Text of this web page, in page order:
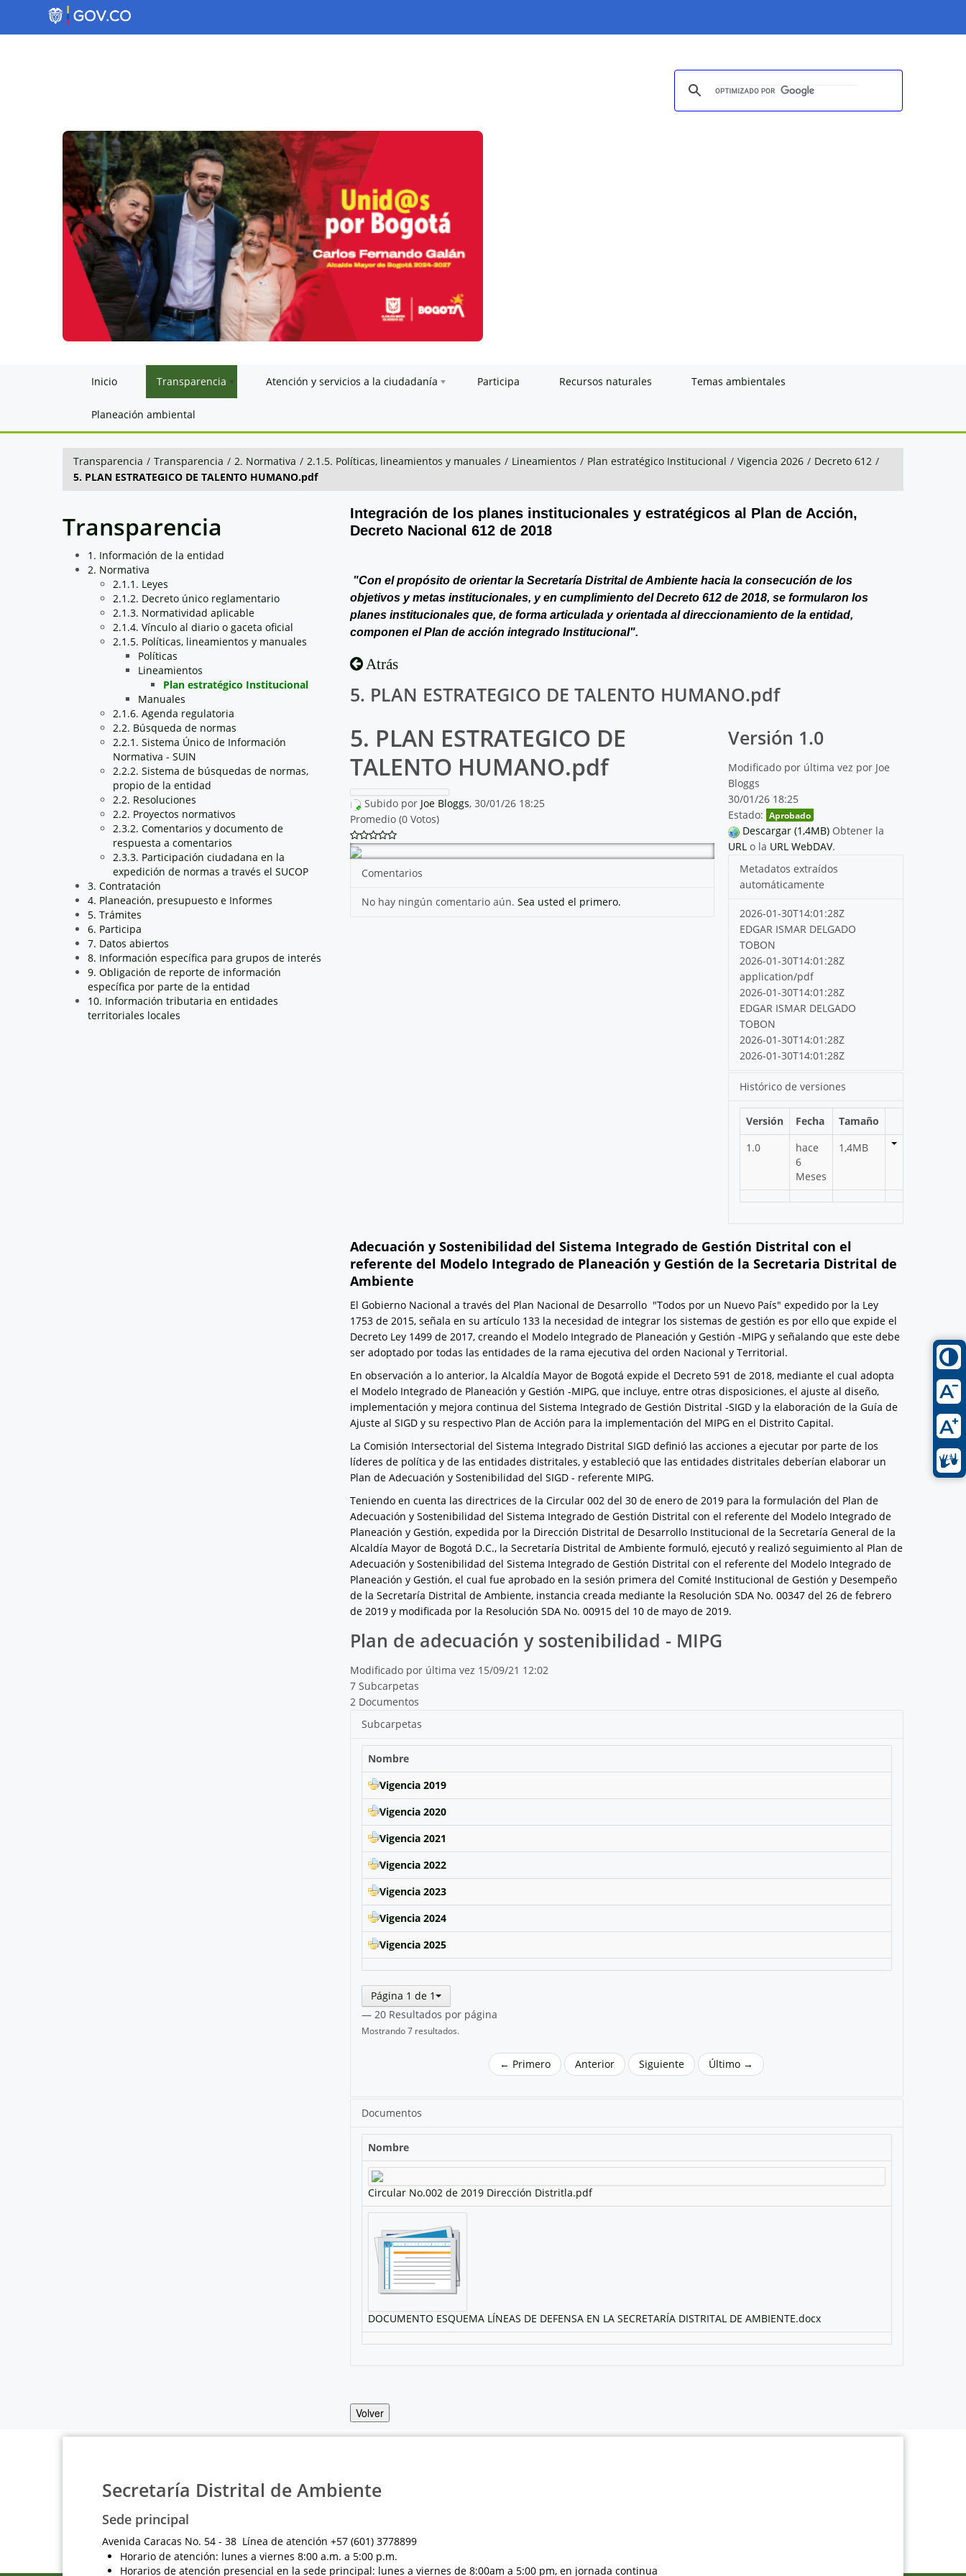
Inicio Transparencia Atención y servicios a la ciudadanía Participa Recursos naturales Temas ambientales
Planeación ambiental
Transparencia / Transparencia / 2. Normativa / 2.1.5. Políticas, lineamientos y manuales / Lineamientos / Plan estratégico Institucional / Vigencia 2026 / Decreto 612 /
5. PLAN ESTRATEGICO DE TALENTO HUMANO.pdf
Transparencia
1. Información de la entidad
2. Normativa
2.1.1. Leyes
2.1.2. Decreto único reglamentario
2.1.3. Normatividad aplicable
2.1.4. Vínculo al diario o gaceta oficial
2.1.5. Políticas, lineamientos y manuales
Políticas
Lineamientos
Plan estratégico Institucional
Manuales
2.1.6. Agenda regulatoria
2.2. Búsqueda de normas
2.2.1. Sistema Único de Información
Normativa - SUIN
2.2.2. Sistema de búsquedas de normas,
propio de la entidad
2.2. Resoluciones
2.2. Proyectos normativos
2.3.2. Comentarios y documento de
respuesta a comentarios
2.3.3. Participación ciudadana en la
expedición de normas a través el SUCOP
3. Contratación
4. Planeación, presupuesto e Informes
5. Trámites
6. Participa
7. Datos abiertos
8. Información específica para grupos de interés
9. Obligación de reporte de información
específica por parte de la entidad
10. Información tributaria en entidades
territoriales locales
Integración de los planes institucionales y estratégicos al Plan de Acción,
Decreto Nacional 612 de 2018
"Con el propósito de orientar la Secretaría Distrital de Ambiente hacia la consecución de los
objetivos y metas institucionales, y en cumplimiento del Decreto 612 de 2018, se formularon los
planes institucionales que, de forma articulada y orientada al direccionamiento de la entidad,
componen el Plan de acción integrado Institucional".
Atrás
5. PLAN ESTRATEGICO DE TALENTO HUMANO.pdf
5. PLAN ESTRATEGICO DE
TALENTO HUMANO.pdf
Subido por Joe Bloggs, 30/01/26 18:25
Promedio (0 Votos)
Comentarios
No hay ningún comentario aún. Sea usted el primero.
Versión 1.0
Modificado por última vez por Joe
Bloggs
30/01/26 18:25
Estado: Aprobado
Descargar (1,4MB) Obtener la
URL o la URL WebDAV.
Metadatos extraídos
automáticamente
2026-01-30T14:01:28Z
EDGAR ISMAR DELGADO
TOBON
2026-01-30T14:01:28Z
application/pdf
2026-01-30T14:01:28Z
EDGAR ISMAR DELGADO
TOBON
2026-01-30T14:01:28Z
2026-01-30T14:01:28Z
Histórico de versiones
Versión Fecha
Tamaño
1.0
hace
6
Meses
1,4MB
Adecuación y Sostenibilidad del Sistema Integrado de Gestión Distrital con el
referente del Modelo Integrado de Planeación y Gestión de la Secretaria Distrital de
Ambiente
El Gobierno Nacional a través del Plan Nacional de Desarrollo "Todos por un Nuevo País" expedido por la Ley
1753 de 2015, señala en su artículo 133 la necesidad de integrar los sistemas de gestión es por ello que expide el
Decreto Ley 1499 de 2017, creando el Modelo Integrado de Planeación y Gestión -MIPG y señalando que este debe
ser adoptado por todas las entidades de la rama ejecutiva del orden Nacional y Territorial.
En observación a lo anterior, la Alcaldía Mayor de Bogotá expide el Decreto 591 de 2018, mediante el cual adopta
el Modelo Integrado de Planeación y Gestión -MIPG, que incluye, entre otras disposiciones, el ajuste al diseño,
implementación y mejora continua del Sistema Integrado de Gestión Distrital -SIGD y la elaboración de la Guía de
Ajuste al SIGD y su respectivo Plan de Acción para la implementación del MIPG en el Distrito Capital.
La Comisión Intersectorial del Sistema Integrado Distrital SIGD definió las acciones a ejecutar por parte de los
líderes de política y de las entidades distritales, y estableció que las entidades distritales deberían elaborar un
Plan de Adecuación y Sostenibilidad del SIGD - referente MIPG.
Teniendo en cuenta las directrices de la Circular 002 del 30 de enero de 2019 para la formulación del Plan de
Adecuación y Sostenibilidad del Sistema Integrado de Gestión Distrital con el referente del Modelo Integrado de
Planeación y Gestión, expedida por la Dirección Distrital de Desarrollo Institucional de la Secretaría General de la
Alcaldía Mayor de Bogotá D.C., la Secretaría Distrital de Ambiente formuló, ejecutó y realizó seguimiento al Plan de
Adecuación y Sostenibilidad del Sistema Integrado de Gestión Distrital con el referente del Modelo Integrado de
Planeación y Gestión, el cual fue aprobado en la sesión primera del Comité Institucional de Gestión y Desempeño
de la Secretaría Distrital de Ambiente, instancia creada mediante la Resolución SDA No. 00347 del 26 de febrero
de 2019 y modificada por la Resolución SDA No. 00915 del 10 de mayo de 2019.
Plan de adecuación y sostenibilidad - MIPG
Modificado por última vez 15/09/21 12:02
7 Subcarpetas
2 Documentos
Subcarpetas
Nombre
Vigencia 2019
Vigencia 2020
Vigencia 2021
Vigencia 2022
Vigencia 2023
Vigencia 2024
Vigencia 2025
Página 1 de 1
— 20 Resultados por página
Mostrando 7 resultados.
← Primero Anterior Siguiente Último →
Documentos
Nombre
Circular No.002 de 2019 Dirección Distritla.pdf
DOCUMENTO ESQUEMA LÍNEAS DE DEFENSA EN LA SECRETARÍA DISTRITAL DE AMBIENTE.docx
Volver
Secretaría Distrital de Ambiente
Sede principal
Avenida Caracas No. 54 - 38 Línea de atención +57 (601) 3778899
Horario de atención: lunes a viernes 8:00 a.m. a 5:00 p.m.
Horarios de atención presencial en la sede principal: lunes a viernes de 8:00am a 5:00 pm, en jornada continua